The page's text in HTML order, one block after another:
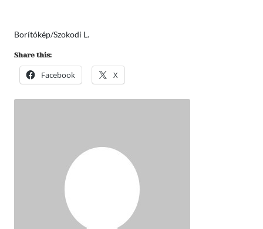
Borítókép/Szokodi L.
Share this:
Facebook X